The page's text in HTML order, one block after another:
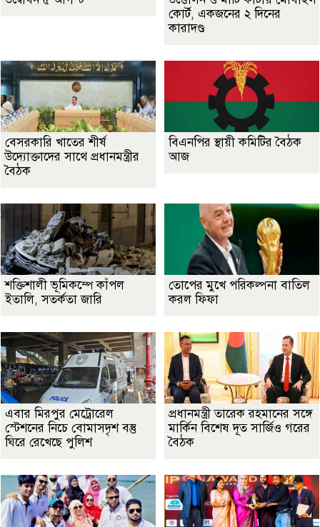
কোর্ট, একজনের ২ দিনের
কারাদণ্ড
বেসরকারি খাতের শীর্ষ
উদ্যোক্তাদের সাথে প্রধানমন্ত্রীর
বৈঠক
বিএনপির স্থায়ী কমিটির বৈঠক
আজ
শক্তিশালী ভূমিকম্পে কাঁপল
ইতালি, সতর্কতা জারি
তোপের মুখে পরিকল্পনা বাতিল
করল ফিফা
এবার মিরপুর মেট্রোরেল
স্টেশনের নিচে বোমাসদৃশ বস্তু
ঘিরে রেখেছে পুলিশ
প্রধানমন্ত্রী তারেক রহমানের সঙ্গে
মার্কিন বিশেষ দূত সার্জিও গরের
বৈঠক